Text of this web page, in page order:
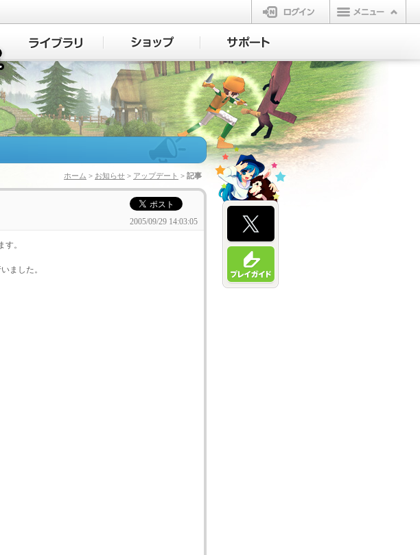
ログイン
マビノギ
ホーム > お知らせ > アップデート > 記事
2005/09/29 14:03:05
。
ました。